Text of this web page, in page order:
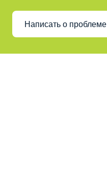
Написать о проблеме